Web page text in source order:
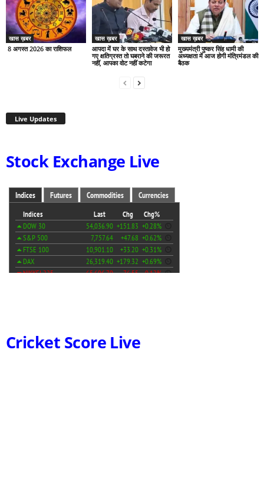
खास ख़बर
8 अगस्त 2026 का राशिफल
खास ख़बर
आपदा में घर के साथ दस्तावेज भी हो
गए क्षतिग्रस्त तो घबराने की जरूरत
नहीं, आपका वोट नहीं कटेगा
खास ख़बर
मुख्यमंत्री पुष्कर सिंह धामी की
अध्यक्षता में आज होगी मंत्रिमंडल की
बैठक
Live Updates
Stock Exchange Live
Cricket Score Live